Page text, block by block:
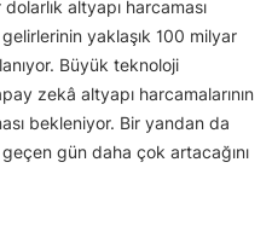
altyapı harcaması
yaklaşık 100 milyar
Büyük teknoloji
zekâ altyapı harcamalarının
bekleniyor. Bir yandan da
geçen gün daha çok artacağını